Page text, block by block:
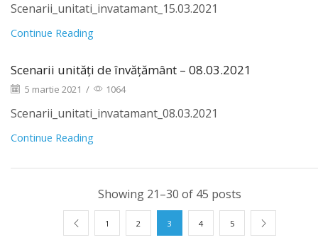
Scenarii_unitati_invatamant_15.03.2021
Continue Reading
Scenarii unități de învățământ – 08.03.2021
5 martie 2021 / 1064
Scenarii_unitati_invatamant_08.03.2021
Continue Reading
Showing 21–30 of 45 posts
1 2 3 4 5